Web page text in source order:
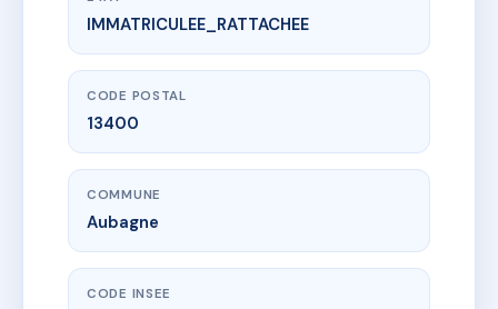
www.vme.plus/AC6905376
20 RUE DE LA REPUBLIQUE
20 r de la republique
IMMATRICULEE_RATTACHEE
CODE POSTAL
13400
COMMUNE
Aubagne
CODE INSEE